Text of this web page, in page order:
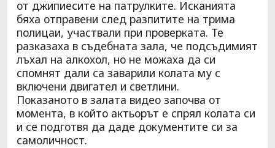
от джипиесите на патрулките. Исканията
бяха отправени след разпитите на трима
полицаи, участвали при проверката. Те
разказаха в съдебната зала, че подсъдимият
лъхал на алкохол, но не можаха да си
спомнят дали са заварили колата му с
включени двигател и светлини.
Показаното в залата видео започва от
момента, в който актьорът е спрял колата си
и се подготвя да даде документите си за
самоличност.